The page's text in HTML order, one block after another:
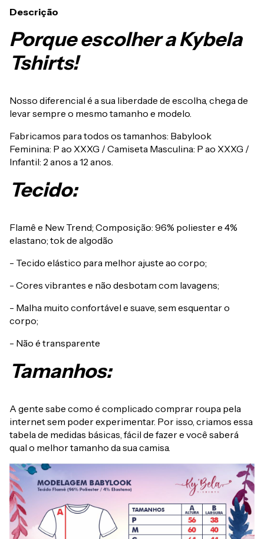
Descrição
Porque escolher a Kybela
Tshirts!
Nosso diferencial é a sua liberdade de escolha, chega de
levar sempre o mesmo tamanho e modelo.
Fabricamos para todos os tamanhos: Babylook
Feminina: P ao XXXG / Camiseta Masculina: P ao XXXG /
Infantil: 2 anos a 12 anos.
Tecido:
Flamê e New Trend; Composição: 96% poliester e 4%
elastano; tok de algodão
- Tecido elástico para melhor ajuste ao corpo;
- Cores vibrantes e não desbotam com lavagens;
- Malha muito confortável e suave, sem esquentar o
corpo;
- Não é transparente
Tamanhos:
A gente sabe como é complicado comprar roupa pela
internet sem poder experimentar. Por isso, criamos essa
tabela de medidas básicas, fácil de fazer e você saberá
qual o melhor tamanho da sua camisa.